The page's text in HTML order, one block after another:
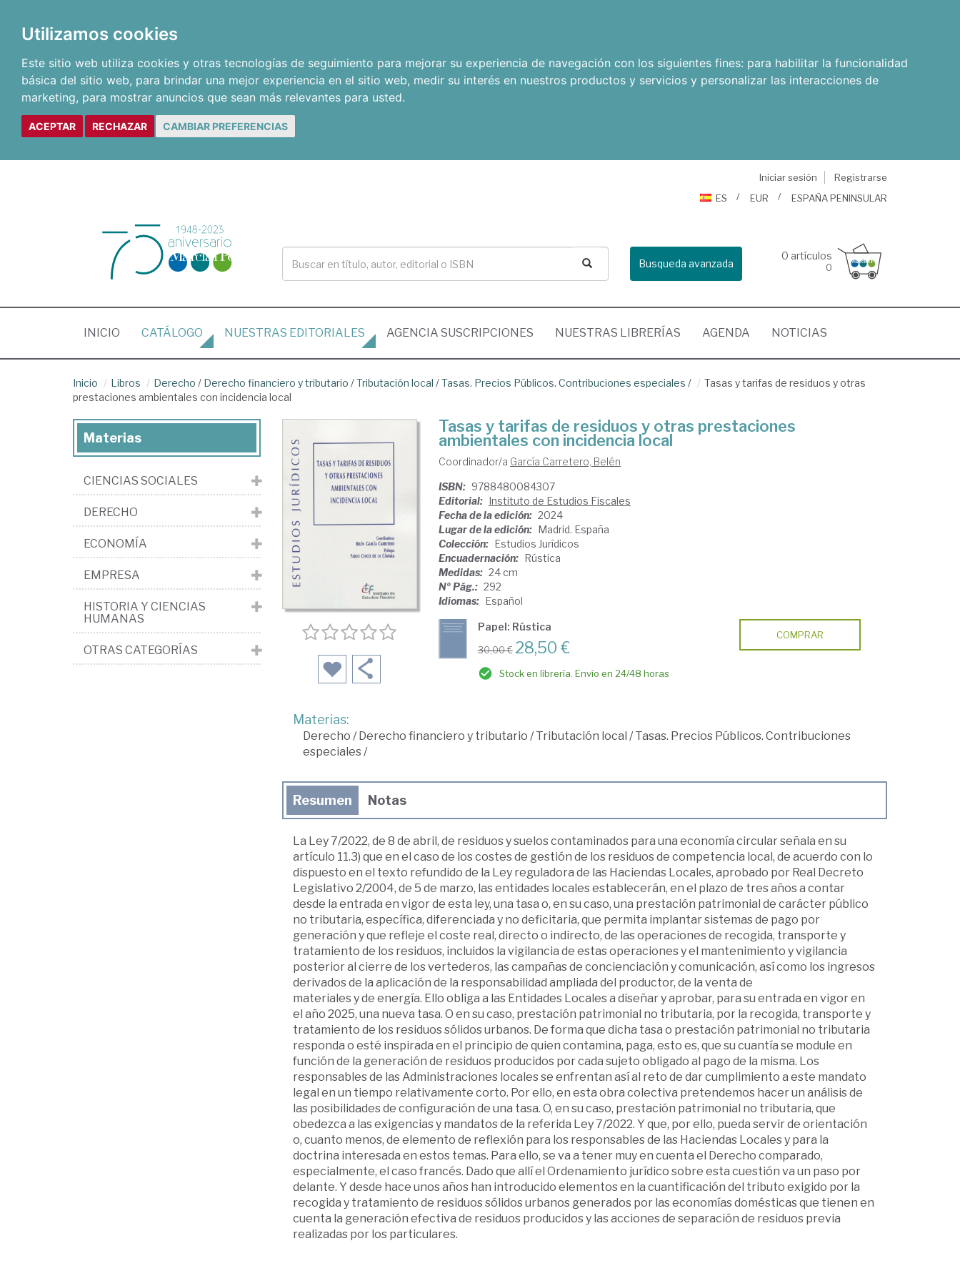
Utilizamos cookies
Este sitio web utiliza cookies y otras tecnologías de seguimiento para mejorar su experiencia de navegación con los siguientes fines: para habilitar la funcionalidad
básica del sitio web, para brindar una mejor experiencia en el sitio web, medir su interés en nuestros productos y servicios y personalizar las interacciones de
marketing, para mostrar anuncios que sean más relevantes para usted.
ACEPTAR RECHAZAR CAMBIAR PREFERENCIAS
Iniciar sesión
Registrarse
ES
EUR ESPAÑA PENINSULAR
Busqueda avanzada
0 artículos
0
INICIO (CURRENT)
CATÁLOGO NUESTRAS EDITORIALES AGENCIA SUSCRIPCIONES NUESTRAS LIBRERÍAS AGENDA NOTICIAS
Inicio Libros Derecho / Derecho financiero y tributario /Tributación local /Tasas. Precios Públicos. Contribuciones especiales /
Tasas y tarifas de residuos y otras
prestaciones ambientales con incidencia local
Tasas y tarifas de residuos y otras prestaciones
ambientales con incidencia local
Coordinador/a García Carretero, Belén
ISBN: 9788480084307
Editorial: Instituto de Estudios Fiscales
Fecha de la edición: 2024
Lugar de la edición: Madrid. España
Colección: Estudios Jurídicos
Encuadernación: Rústica
Medidas: 24 cm
Nº Pág.: 292
Idiomas: Español
Papel: Rústica
30,00 € 28,50 €
Stock en librería. Envío en 24/48 horas
COMPRAR
Materias:
Derecho /Derecho financiero y tributario /Tributación local /Tasas. Precios Públicos. Contribuciones
especiales/
Resumen Notas
La Ley 7/2022, de 8 de abril, de residuos y suelos contaminados para una economía circular señala en su
artículo 11.3) que en el caso de los costes de gestión de los residuos de competencia local, de acuerdo con lo
dispuesto en el texto refundido de la Ley reguladora de las Haciendas Locales, aprobado por Real Decreto
Legislativo 2/2004, de 5 de marzo, las entidades locales establecerán, en el plazo de tres años a contar
desde la entrada en vigor de esta ley, una tasa o, en su caso, una prestación patrimonial de carácter público
no tributaria, específica, diferenciada y no deficitaria, que permita implantar sistemas de pago por
generación y que refleje el coste real, directo o indirecto, de las operaciones de recogida, transporte y
tratamiento de los residuos, incluidos la vigilancia de estas operaciones y el mantenimiento y vigilancia
posterior al cierre de los vertederos, las campañas de concienciación y comunicación, así como los ingresos
derivados de la aplicación de la responsabilidad ampliada del productor, de la venta de
materiales y de energía. Ello obliga a las Entidades Locales a diseñar y aprobar, para su entrada en vigor en
el año 2025, una nueva tasa. O en su caso, prestación patrimonial no tributaria, por la recogida, transporte y
tratamiento de los residuos sólidos urbanos. De forma que dicha tasa o prestación patrimonial no tributaria
responda o esté inspirada en el principio de quien contamina, paga, esto es, que su cuantía se module en
función de la generación de residuos producidos por cada sujeto obligado al pago de la misma. Los
responsables de las Administraciones locales se enfrentan así al reto de dar cumplimiento a este mandato
legal en un tiempo relativamente corto. Por ello, en esta obra colectiva pretendemos hacer un análisis de
las posibilidades de configuración de una tasa. O, en su caso, prestación patrimonial no tributaria, que
obedezca a las exigencias y mandatos de la referida Ley 7/2022. Y que, por ello, pueda servir de orientación
o, cuanto menos, de elemento de reflexión para los responsables de las Haciendas Locales y para la
doctrina interesada en estos temas. Para ello, se va a tener muy en cuenta el Derecho comparado,
especialmente, el caso francés. Dado que allí el Ordenamiento jurídico sobre esta cuestión va un paso por
delante. Y desde hace unos años han introducido elementos en la cuantificación del tributo exigido por la
recogida y tratamiento de residuos sólidos urbanos generados por las economías domésticas que tienen en
cuenta la generación efectiva de residuos producidos y las acciones de separación de residuos previa
realizadas por los particulares.
Materias
CIENCIAS SOCIALES
DERECHO
ECONOMÍA
EMPRESA
HISTORIA Y CIENCIAS
HUMANAS
OTRAS CATEGORÍAS